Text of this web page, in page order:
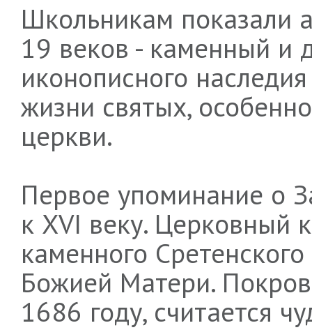
Школьникам показали
19 веков - каменный и
иконописного
жизни святых,
церкви.
Первое упоминание о
к XVI веку. Церковный
каменного
Божией Матери.
1686 году, считается